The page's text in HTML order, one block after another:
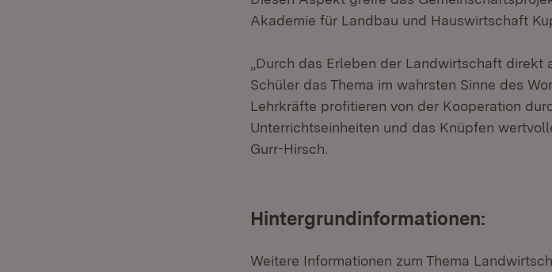
Akademie für Landbau und Hauswirtschaft
„Durch das Erleben der Landwirtschaft
Schüler das Thema im wahrsten Sinne des
Lehrkräfte profitieren von der Kooperation
Unterrichtseinheiten und das Knüpfen
Gurr-Hirsch.
Hintergrundinformationen:
Weitere Informationen zum Thema